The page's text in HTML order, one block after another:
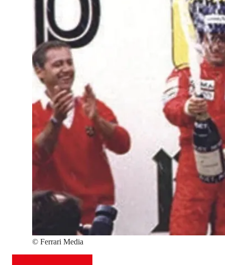
© Ferrari Media